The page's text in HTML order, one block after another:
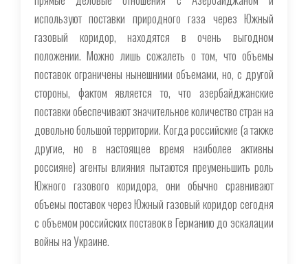
используют поставки природного газа через Южный
газовый коридор, находятся в очень выгодном
положении. Можно лишь сожалеть о том, что объемы
поставок ограничены нынешними объемами, но, с другой
стороны, фактом является то, что азербайджанские
поставки обеспечивают значительное количество стран на
довольно большой территории. Когда российские (а также
другие, но в настоящее время наиболее активны
россияне) агенты влияния пытаются преуменьшить роль
Южного газового коридора, они обычно сравнивают
объемы поставок через Южный газовый коридор сегодня
с объемом российских поставок в Германию до эскалации
войны на Украине.